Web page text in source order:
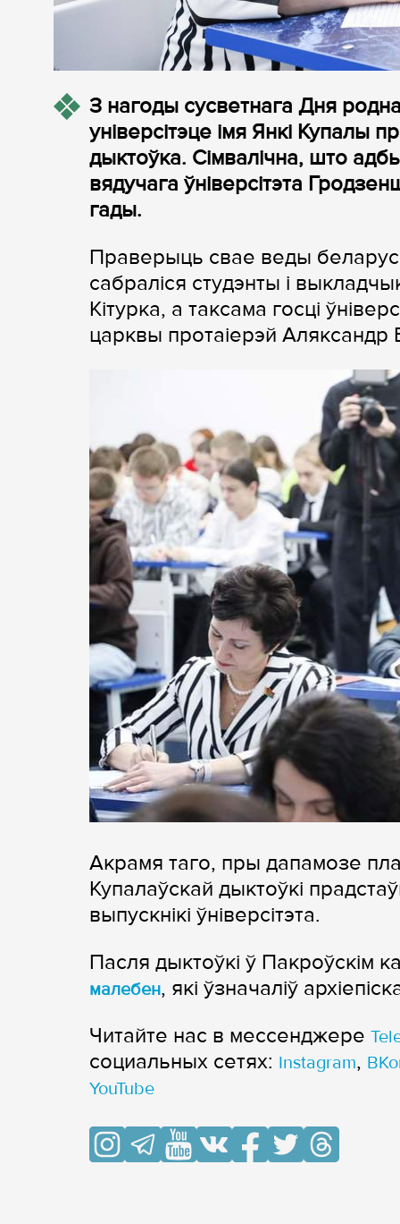
З нагоды сусветнага Дня
універсітэце імя Янкі Купалы
дыктоўка. Сімвалічна, што
вядучага ўніверсітэта
гады.
Праверыць свае веды
сабраліся студэнты і
Кітурка, а таксама госці
царквы протаіерэй Аляксандр
Акрамя таго, пры дапамозе
Купалаўскай дыктоўкі
выпускнікі ўніверсітэта.
Пасля дыктоўкі ў
малебен, які ўзначаліў
Читайте нас в мессенджере
cоциальных сетях: Instagram,
YouTube